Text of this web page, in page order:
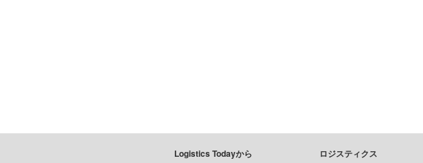
Logistics Todayから ロジスティクス